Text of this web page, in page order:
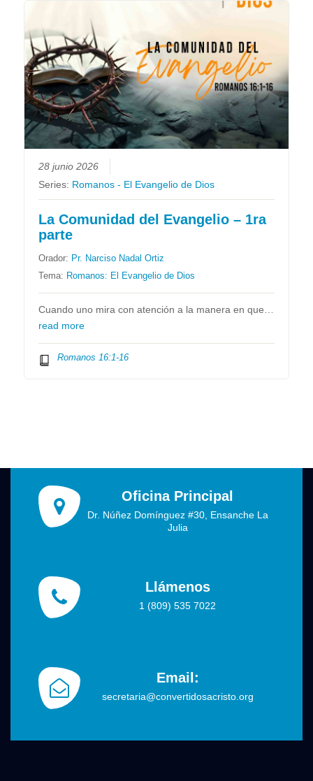
28 junio 2026
Series: Romanos - El Evangelio de Dios
La Comunidad del Evangelio – 1ra
parte
Orador: Pr. Narciso Nadal Ortiz
Tema: Romanos: El Evangelio de Dios
Cuando uno mira con atención a la manera en que…
read more
Romanos 16:1-16
Oficina Principal
Dr. Núñez Domínguez #30, Ensanche La
Julia
Llámenos
1 (809) 535 7022
Email:
secretaria@convertidosacristo.org